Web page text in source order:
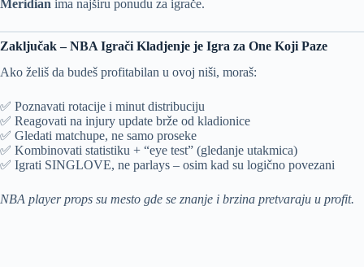
Meridian ima najširu ponudu za igrače.
Zaključak – NBA Igrači Kladjenje je Igra za One Koji Paze
Ako želiš da budeš profitabilan u ovoj niši, moraš:
✅ Poznavati rotacije i minut distribuciju
✅ Reagovati na injury update brže od kladionice
✅ Gledati matchupe, ne samo proseke
✅ Kombinovati statistiku + “eye test” (gledanje utakmica)
✅ Igrati SINGLOVE, ne parlays – osim kad su logično povezani
NBA player props su mesto gde se znanje i brzina pretvaraju u profit.